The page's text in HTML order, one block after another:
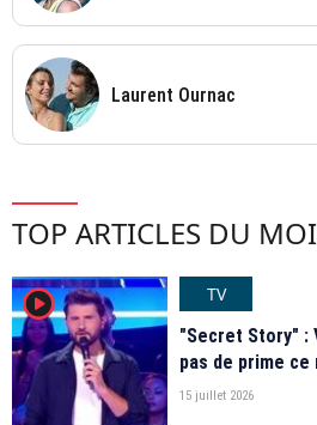
Laurent Ournac
TOP ARTICLES DU
player2
TV
"Secret Story" :
pas de prime
15 juillet 2026